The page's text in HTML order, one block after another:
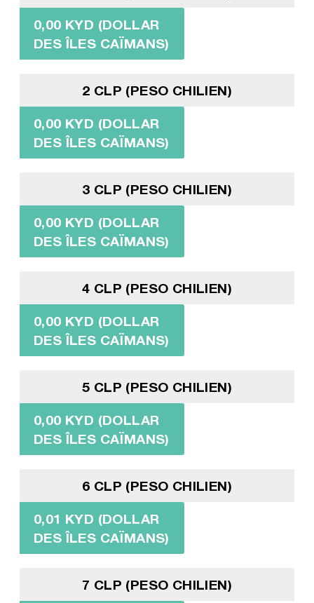
0,00 KYD (DOLLAR
DES ÎLES CAÏMANS)
2 CLP (PESO CHILIEN)
0,00 KYD (DOLLAR
DES ÎLES CAÏMANS)
3 CLP (PESO CHILIEN)
0,00 KYD (DOLLAR
DES ÎLES CAÏMANS)
4 CLP (PESO CHILIEN)
0,00 KYD (DOLLAR
DES ÎLES CAÏMANS)
5 CLP (PESO CHILIEN)
0,00 KYD (DOLLAR
DES ÎLES CAÏMANS)
6 CLP (PESO CHILIEN)
0,01 KYD (DOLLAR
DES ÎLES CAÏMANS)
7 CLP (PESO CHILIEN)